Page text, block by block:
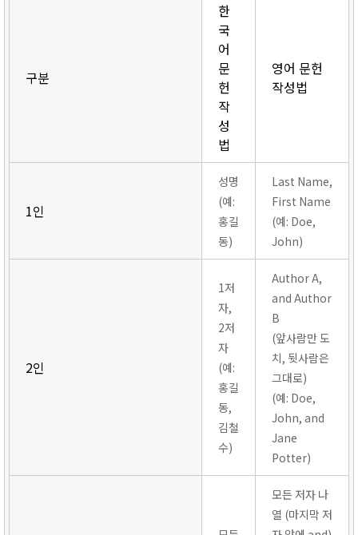
구분
한
국
어
문
헌
작
성
법
영어 문헌
작성법
1인
성명
(예:
홍길
동)
Last Name,
First Name
(예: Doe,
John)
2인
1저
자,
2저
자
(예:
홍길
동,
김철
수)
Author A,
and Author
B
(앞사람만 도
치, 뒷사람은
그대로)
(예: Doe,
John, and
Jane
Potter)
모든 저자 나
열 (마지막 저